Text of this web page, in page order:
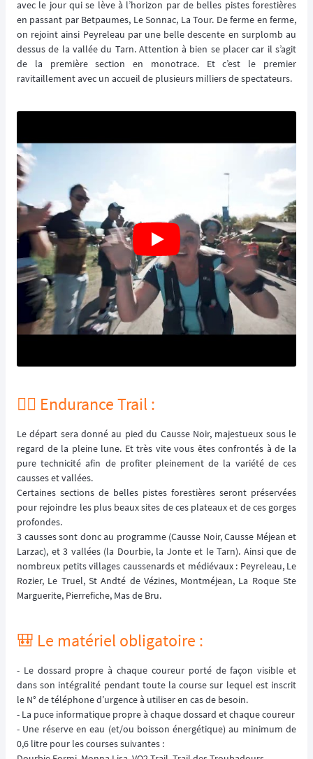
avec le jour qui se lève à l’horizon par de belles pistes forestières
en passant par Betpaumes, Le Sonnac, La Tour. De ferme en ferme,
on rejoint ainsi Peyreleau par une belle descente en surplomb au
dessus de la vallée du Tarn. Attention à bien se placer car il s’agit
de la première section en monotrace. Et c’est le premier
ravitaillement avec un accueil de plusieurs milliers de spectateurs.
🏃‍♂️ Endurance Trail :
Le départ sera donné au pied du Causse Noir, majestueux sous le
regard de la pleine lune. Et très vite vous êtes confrontés à de la
pure technicité afin de profiter pleinement de la variété de ces
causses et vallées.
Certaines sections de belles pistes forestières seront préservées
pour rejoindre les plus beaux sites de ces plateaux et de ces gorges
profondes.
3 causses sont donc au programme (Causse Noir, Causse Méjean et
Larzac), et 3 vallées (la Dourbie, la Jonte et le Tarn). Ainsi que de
nombreux petits villages caussenards et médiévaux : Peyreleau, Le
Rozier, Le Truel, St Andté de Vézines, Montméjean, La Roque Ste
Marguerite, Pierrefiche, Mas de Bru.
🎒 Le matériel obligatoire :
- Le dossard propre à chaque coureur porté de façon visible et
dans son intégralité pendant toute la course sur lequel est inscrit
le N° de téléphone d’urgence à utiliser en cas de besoin.
- La puce informatique propre à chaque dossard et chaque coureur
- Une réserve en eau (et/ou boisson énergétique) au minimum de
0,6 litre pour les courses suivantes :